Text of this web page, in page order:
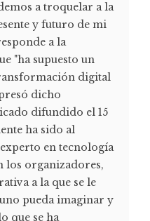
a troquelar a la
y futuro de mi
a la
"ha supuesto un
digital
dicho
difundido el 15
ha sido al
en tecnología
los organizadores,
a la que se le
pueda imaginar y
que se ha